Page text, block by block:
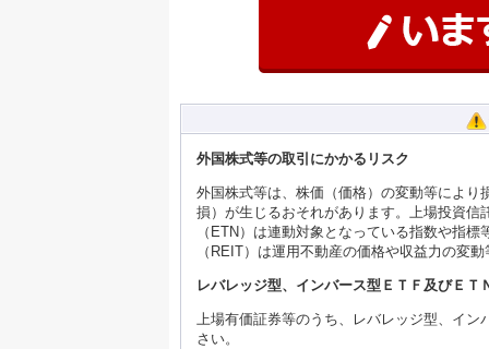
外国株式等の取引にかかるリスク
外国株式等は、株価（価格）の変動等によ
損）が生じるおそれがあります。上場投資
（ETN）は連動対象となっている指数や指
（REIT）は運用不動産の価格や収益力の変
レバレッジ型、インバース型ＥＴＦ及びＥＴ
上場有価証券等のうち、レバレッジ型、イ
さい。